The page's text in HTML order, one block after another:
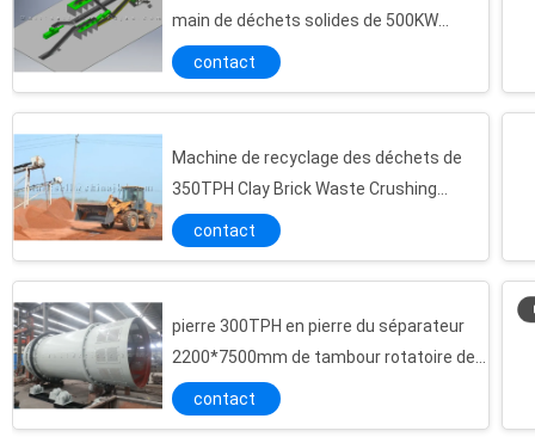
main de déchets solides de 500KW
20hours 6000m2
contact
Machine de recyclage des déchets de
350TPH Clay Brick Waste Crushing
Construction
contact
pierre 300TPH en pierre du séparateur
2200*7500mm de tambour rotatoire de
100mm écrasant la machine
contact